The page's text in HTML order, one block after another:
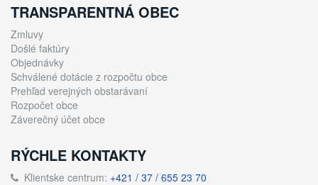
TRANSPARENTNÁ OBEC
Zmluvy
Došlé faktúry
Objednávky
Schválené dotácie z rozpočtu obce
Prehľad verejných obstarávaní
Rozpočet obce
Záverečný účet obce
RÝCHLE KONTAKTY
Klientske centrum: +421 / 37 / 655 23 70